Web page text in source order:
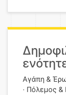
Αγάπη &
Πόλεμος &